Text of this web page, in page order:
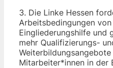
3. Die Linke Hessen
Arbeitsbedingungen
Eingliederungshilfe und
mehr Qualifizierungs-
Mitarbeiter*innen in der